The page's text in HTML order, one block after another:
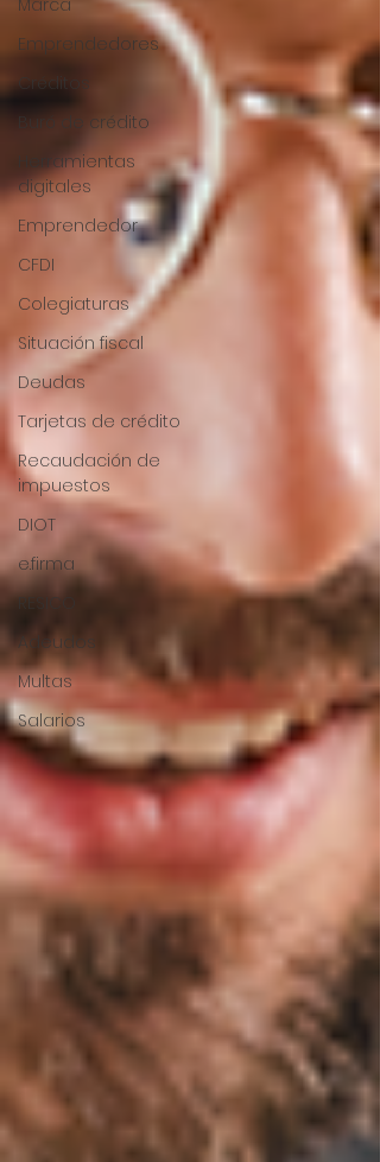
Marca
Emprendedores
Créditos
Buró de crédito
Herramientas
digitales
Emprendedor
CFDI
Colegiaturas
Situación fiscal
Deudas
Tarjetas de crédito
Recaudación de
impuestos
DIOT
e.firma
RESICO
Adeudos
Multas
Salarios